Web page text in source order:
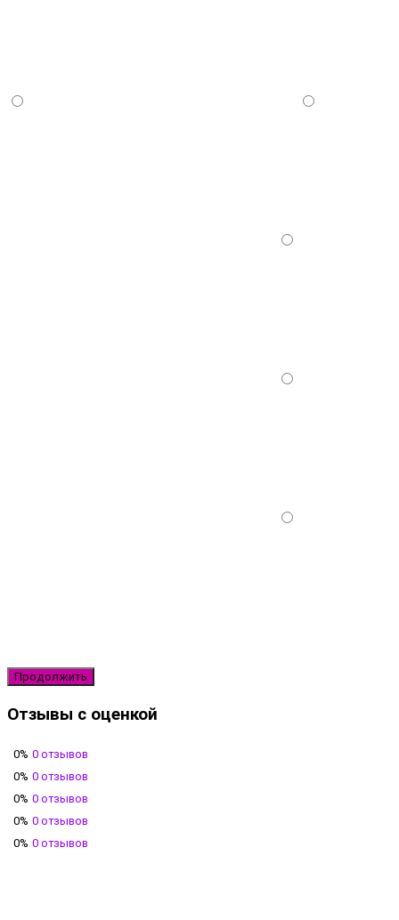
Продолжить
Отзывы с оценкой
0% 0 отзывов
0% 0 отзывов
0% 0 отзывов
0% 0 отзывов
0% 0 отзывов